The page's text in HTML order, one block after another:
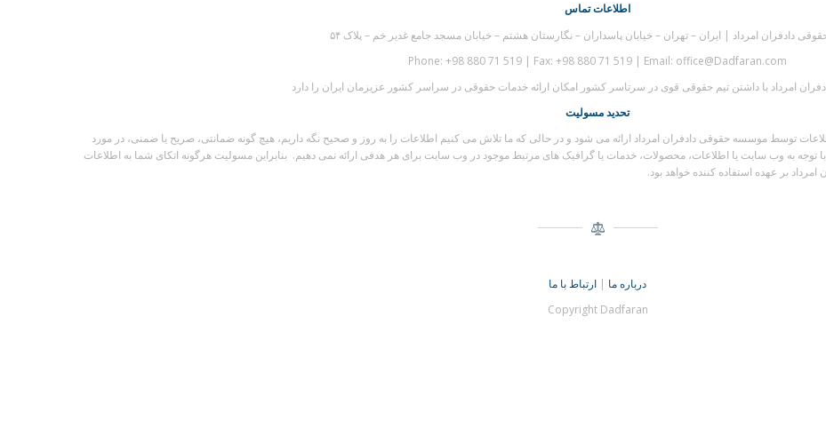
اطلاعات تماس
دادفران امرداد | ایران – تهران – خیابان پاسداران – نگارستان هشتم – خیابان مسجد جامع غدیر خم – پلاک ۵۴
Phone: +98 880 71 519 | Fax: +98 880 71 519 | Email: office@Dadfaran.com
امرداد با داشتن تیم حقوقی قوی در سرتاسر کشور امکان ارائه خدمات حقوقی در سراسر کشور عزیزمان ایران را دارد
تحدید مسولیت
توسط موسسه حقوقی دادفران امرداد ارائه می شود و در حالی که ما تلاش می کنیم اطلاعات را به روز و صحیح نگه داریم، هیچ گونه ضمانتی، صریح یا ضمنی، در مورد
به وب سایت یا اطلاعات، محصولات، خدمات یا گرافیک های مرتبط موجود در وب سایت برای هر هدفی ارائه نمی دهیم. بنابراین مسولیت هرگونه اتکای شما به اطلاعات
بر عهده استفاده کننده خواهد بود.
درباره ما | ارتباط با ما
Copyright Dadfaran